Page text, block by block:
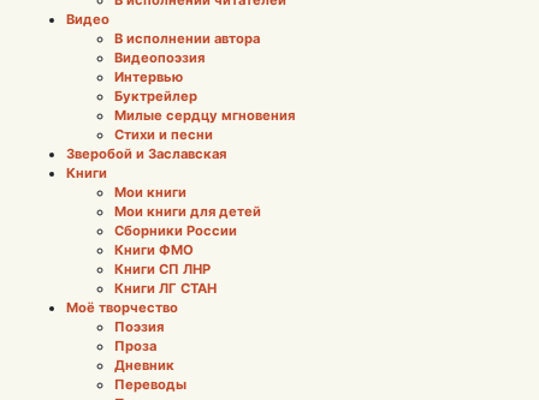
Видео
В исполнении автора
Видеопоэзия
Интервью
Буктрейлер
Милые сердцу мгновения
Стихи и песни
Зверобой и Заславская
Книги
Мои книги
Мои книги для детей
Сборники России
Книги ФМО
Книги СП ЛНР
Книги ЛГ СТАН
Моё творчество
Поэзия
Проза
Дневник
Переводы